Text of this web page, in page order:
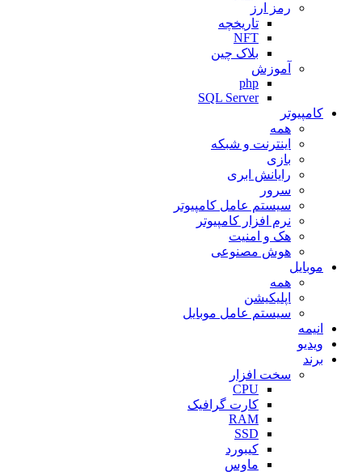
رمز ارز
تاریخچه
NFT
بلاک چین
آموزش
php
SQL Server
کامپیوتر
همه
اینترنت و شبکه
بازی
رایانش ابری
سرور
سیستم عامل کامپیوتر
نرم افزار کامپیوتر
هک و امنیت
هوش مصنوعی
موبایل
همه
اپلیکیشن
سیستم عامل موبایل
انیمه
ویدیو
برند
سخت افزار
CPU
کارت گرافیک
RAM
SSD
کیبورد
ماوس